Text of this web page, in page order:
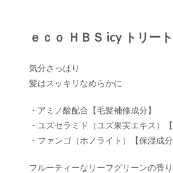
ｅｃｏ ＨＢＳ icy トリー
気分さっぱり
髪はスッキリなめらかに
・アミノ酸配合【毛髪補修成分】
・ユズセラミド（ユズ果実エキス）
・ファンゴ（ホノライト）【保湿成分
フルーティーなリーフグリーンの香